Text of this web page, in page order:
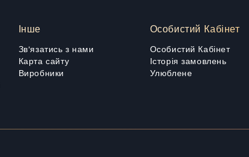
Інше
Зв'язатись з нами
Карта сайту
Виробники
Особистий Кабінет
Особистий Кабінет
Історія замовлень
Улюблене